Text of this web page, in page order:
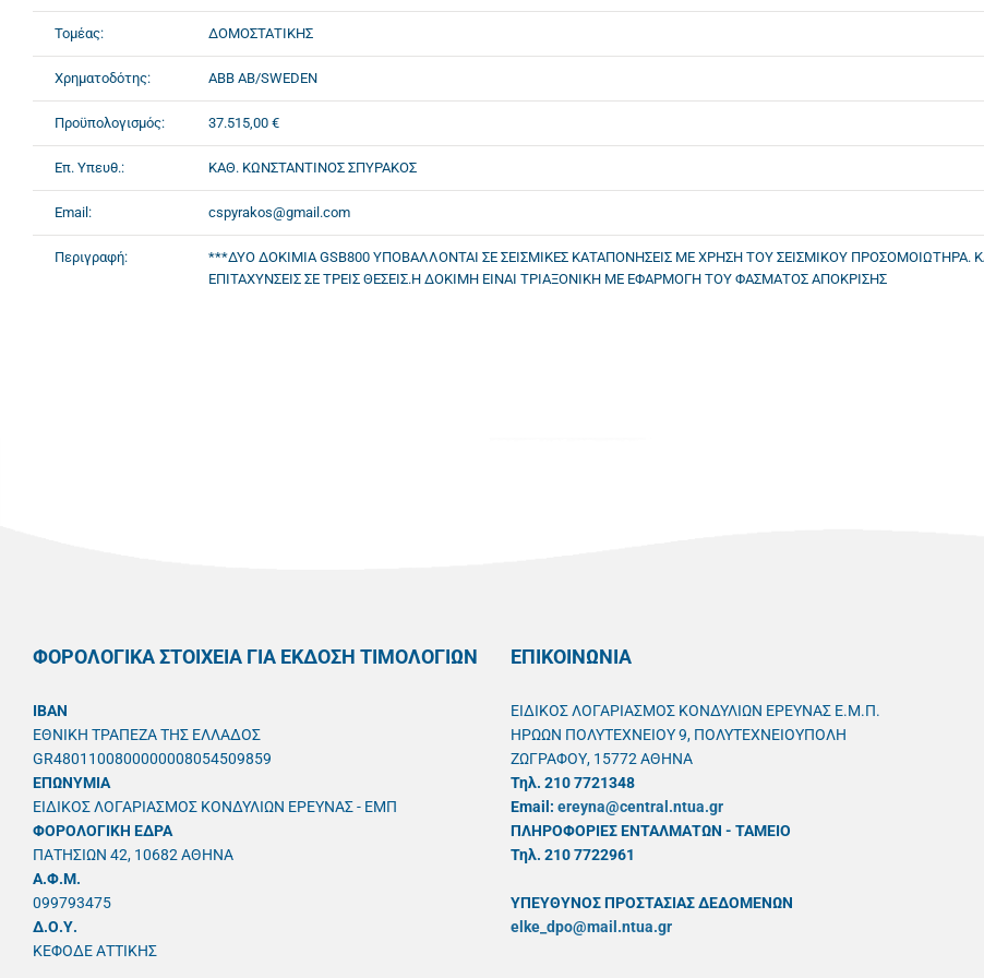
Τομέας: ΔΟΜΟΣΤΑΤΙΚΗΣ
Χρηματοδότης: ABB AB/SWEDEN
Προϋπολογισμός: 37.515,00 €
Επ. Υπευθ.: ΚΑΘ. ΚΩΝΣΤΑΝΤΙΝΟΣ ΣΠΥΡΑΚΟΣ
Email: cspyrakos@gmail.com
Περιγραφή:
***ΔΥΟ ΔΟΚΙΜΙΑ GSB800 ΥΠΟΒΑΛΛΟΝΤΑΙ ΣΕ ΣΕΙΣΜΙΚΕΣ ΚΑΤΑΠΟΝΗΣΕΙΣ ΜΕ ΧΡΗΣΗ ΤΟΥ ΣΕΙΣΜΙΚΟΥ ΠΡΟΣΟΜΟΙΩΤΗΡΑ.
ΕΠΙΤΑΧΥΝΣΕΙΣ ΣΕ ΤΡΕΙΣ ΘΕΣΕΙΣ.Η ΔΟΚΙΜΗ ΕΙΝΑΙ ΤΡΙΑΞΟΝΙΚΗ ΜΕ ΕΦΑΡΜΟΓΗ ΤΟΥ ΦΑΣΜΑΤΟΣ ΑΠΟΚΡΙΣΗΣ
ΦΟΡΟΛΟΓΙΚΑ ΣΤΟΙΧΕΙΑ ΓΙΑ ΕΚΔΟΣΗ ΤΙΜΟΛΟΓΙΩΝ
IBAN
ΕΘΝΙΚΗ ΤΡΑΠΕΖΑ ΤΗΣ ΕΛΛΑΔΟΣ
GR4801100800000008054509859
ΕΠΩΝΥΜΙΑ
ΕΙΔΙΚΟΣ ΛΟΓΑΡΙΑΣΜΟΣ ΚΟΝΔΥΛΙΩΝ ΕΡΕΥΝΑΣ - ΕΜΠ
ΦΟΡΟΛΟΓΙΚΗ ΕΔΡΑ
ΠΑΤΗΣΙΩΝ 42, 10682 ΑΘΗΝΑ
A.Φ.Μ.
099793475
Δ.Ο.Υ.
ΚΕΦΟΔΕ ΑΤΤΙΚΗΣ
ΕΠΙΚΟΙΝΩΝΙΑ
ΕΙΔΙΚΟΣ ΛΟΓΑΡΙΑΣΜΟΣ ΚΟΝΔΥΛΙΩΝ ΕΡΕΥΝΑΣ Ε.Μ.Π.
ΗΡΩΩΝ ΠΟΛΥΤΕΧΝΕΙΟΥ 9, ΠΟΛΥΤΕΧΝΕΙΟΥΠΟΛΗ
ΖΩΓΡΑΦΟΥ, 15772 ΑΘΗΝΑ
Τηλ. 210 7721348
Email: ereyna@central.ntua.gr
ΠΛΗΡΟΦΟΡΙΕΣ ΕΝΤΑΛΜΑΤΩΝ - ΤΑΜΕΙΟ
Τηλ. 210 7722961
ΥΠΕΥΘYΝΟΣ ΠΡΟΣΤΑΣΙΑΣ ΔΕΔΟΜΕΝΩΝ
elke_dpo@mail.ntua.gr